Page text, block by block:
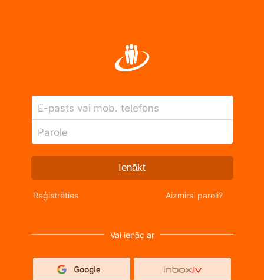
E-pasts vai mob. telefons
Parole
Ienākt
Reģistrēties Aizmirsi paroli?
Vai ienāc ar